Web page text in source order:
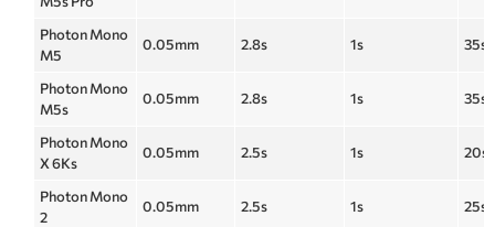
Photon Mono
M5
0.05mm 2.8s 1s 35s
Photon Mono
M5s
0.05mm 2.8s 1s 35s
Photon Mono
X 6Ks
0.05mm 2.5s 1s 20s
Photon Mono
2
0.05mm 2.5s 1s 25s